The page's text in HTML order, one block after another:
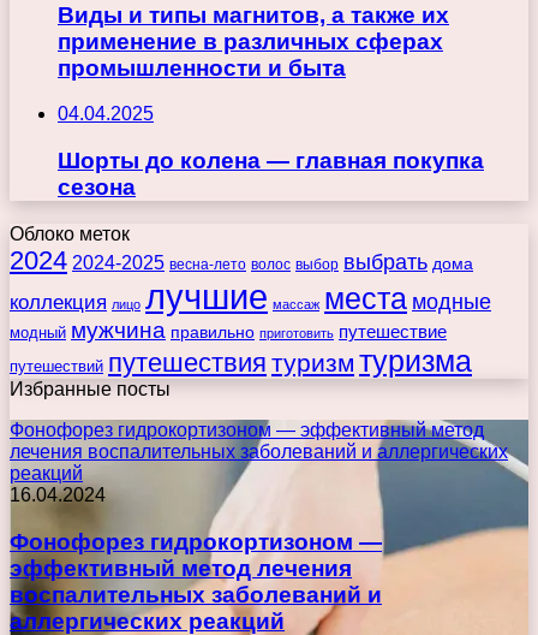
Виды и типы магнитов, а также их
применение в различных сферах
промышленности и быта
04.04.2025
Шорты до колена — главная покупка
сезона
Облоко меток
2024 2024-2025 весна-лето волос выбор выбрать дома
коллекция лицо лучшие массаж места модные
модный мужчина правильно приготовить путешествие
путешествий путешествия туризм туризма
Избранные посты
Фонофорез гидрокортизоном — эффективный метод
лечения воспалительных заболеваний и аллергических
реакций
16.04.2024
Фонофорез гидрокортизоном —
эффективный метод лечения
воспалительных заболеваний и
аллергических реакций